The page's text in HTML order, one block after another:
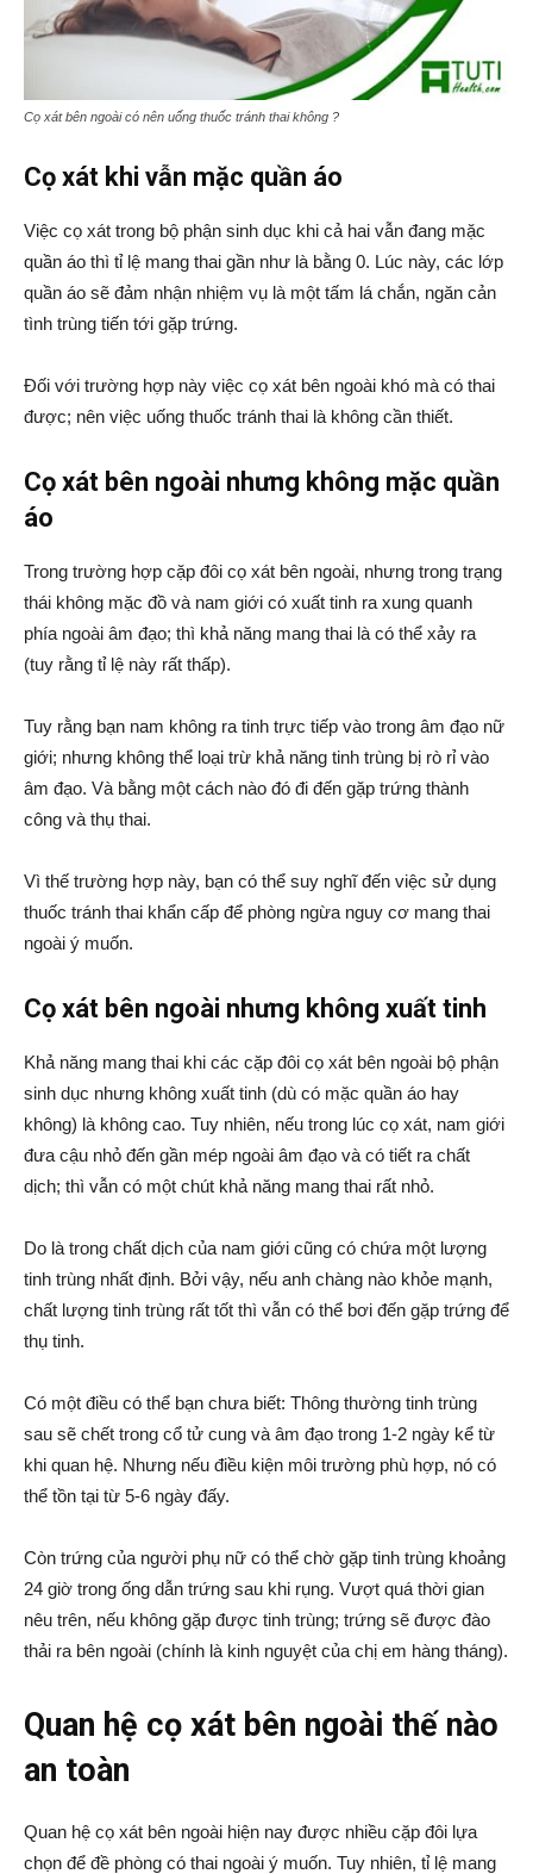
Cọ xát bên ngoài có nên uống thuốc tránh thai không ?
Cọ xát khi vẫn mặc quần áo
Việc cọ xát trong bộ phận sinh dục khi cả hai vẫn đang mặc
quần áo thì tỉ lệ mang thai gần như là bằng 0. Lúc này, các lớp
quần áo sẽ đảm nhận nhiệm vụ là một tấm lá chắn, ngăn cản
tình trùng tiến tới gặp trứng.
Đối với trường hợp này việc cọ xát bên ngoài khó mà có thai
được; nên việc uống thuốc tránh thai là không cần thiết.
Cọ xát bên ngoài nhưng không mặc quần
áo
Trong trường hợp cặp đôi cọ xát bên ngoài, nhưng trong trạng
thái không mặc đồ và nam giới có xuất tinh ra xung quanh
phía ngoài âm đạo; thì khả năng mang thai là có thể xảy ra
(tuy rằng tỉ lệ này rất thấp).
Tuy rằng bạn nam không ra tinh trực tiếp vào trong âm đạo nữ
giới; nhưng không thể loại trừ khả năng tinh trùng bị rò rỉ vào
âm đạo. Và bằng một cách nào đó đi đến gặp trứng thành
công và thụ thai.
Vì thế trường hợp này, bạn có thể suy nghĩ đến việc sử dụng
thuốc tránh thai khẩn cấp để phòng ngừa nguy cơ mang thai
ngoài ý muốn.
Cọ xát bên ngoài nhưng không xuất tinh
Khả năng mang thai khi các cặp đôi cọ xát bên ngoài bộ phận
sinh dục nhưng không xuất tinh (dù có mặc quần áo hay
không) là không cao. Tuy nhiên, nếu trong lúc cọ xát, nam giới
đưa cậu nhỏ đến gần mép ngoài âm đạo và có tiết ra chất
dịch; thì vẫn có một chút khả năng mang thai rất nhỏ.
Do là trong chất dịch của nam giới cũng có chứa một lượng
tinh trùng nhất định. Bởi vậy, nếu anh chàng nào khỏe mạnh,
chất lượng tinh trùng rất tốt thì vẫn có thể bơi đến gặp trứng để
thụ tinh.
Có một điều có thể bạn chưa biết: Thông thường tinh trùng
sau sẽ chết trong cổ tử cung và âm đạo trong 1-2 ngày kể từ
khi quan hệ. Nhưng nếu điều kiện môi trường phù hợp, nó có
thể tồn tại từ 5-6 ngày đấy.
Còn trứng của người phụ nữ có thể chờ gặp tinh trùng khoảng
24 giờ trong ống dẫn trứng sau khi rụng. Vượt quá thời gian
nêu trên, nếu không gặp được tinh trùng; trứng sẽ được đào
thải ra bên ngoài (chính là kinh nguyệt của chị em hàng tháng).
Quan hệ cọ xát bên ngoài thế nào
an toàn
Quan hệ cọ xát bên ngoài hiện nay được nhiều cặp đôi lựa
chọn để đề phòng có thai ngoài ý muốn. Tuy nhiên, tỉ lệ mang